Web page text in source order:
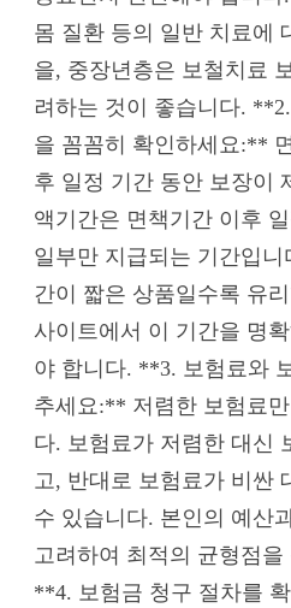
몸 질환 등의 일반 치료에
을, 중장년층은 보철치료
려하는 것이 좋습니다.
을 꼼꼼히 확인하세요:**
후 일정 기간 동안 보장이
액기간은 면책기간 이후
일부만 지급되는 기간입
간이 짧은 상품일수록 유
사이트에서 이 기간을 명
야 합니다. **3. 보험료와
추세요:** 저렴한 보험료
다. 보험료가 저렴한 대신
고, 반대로 보험료가 비싼
수 있습니다. 본인의 예산
고려하여 최적의 균형점
**4. 보험금 청구 절차를